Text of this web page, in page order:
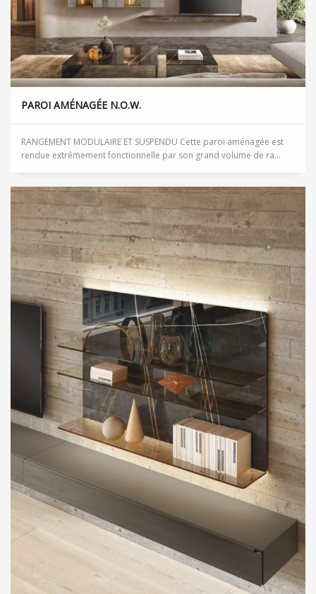
PAROI AMÉNAGÉE N.O.W.
RANGEMENT MODULAIRE ET SUSPENDU Cette paroi aménagée est
rendue extrêmement fonctionnelle par son grand volume de ra...